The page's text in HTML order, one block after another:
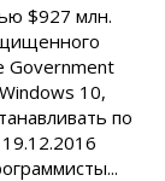
$927 млн.
Government
10,
по